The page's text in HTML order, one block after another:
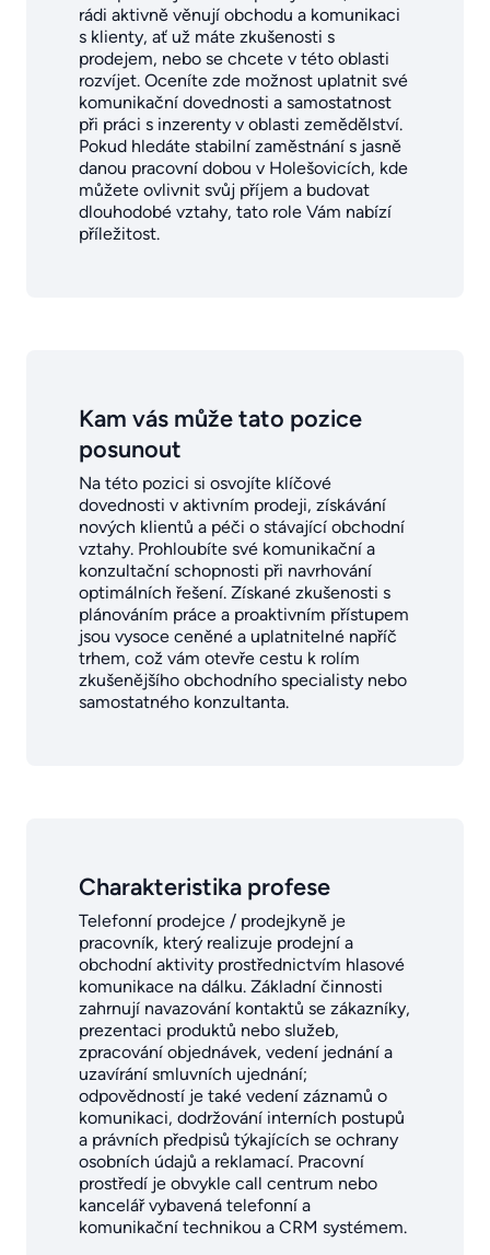
rádi aktivně věnují obchodu a komunikaci
s klienty, ať už máte zkušenosti s
prodejem, nebo se chcete v této oblasti
rozvíjet. Oceníte zde možnost uplatnit své
komunikační dovednosti a samostatnost
při práci s inzerenty v oblasti zemědělství.
Pokud hledáte stabilní zaměstnání s jasně
danou pracovní dobou v Holešovicích, kde
můžete ovlivnit svůj příjem a budovat
dlouhodobé vztahy, tato role Vám nabízí
příležitost.
Kam vás může tato pozice
posunout
Na této pozici si osvojíte klíčové
dovednosti v aktivním prodeji, získávání
nových klientů a péči o stávající obchodní
vztahy. Prohloubíte své komunikační a
konzultační schopnosti při navrhování
optimálních řešení. Získané zkušenosti s
plánováním práce a proaktivním přístupem
jsou vysoce ceněné a uplatnitelné napříč
trhem, což vám otevře cestu k rolím
zkušenějšího obchodního specialisty nebo
samostatného konzultanta.
Charakteristika profese
Telefonní prodejce / prodejkyně je
pracovník, který realizuje prodejní a
obchodní aktivity prostřednictvím hlasové
komunikace na dálku. Základní činnosti
zahrnují navazování kontaktů se zákazníky,
prezentaci produktů nebo služeb,
zpracování objednávek, vedení jednání a
uzavírání smluvních ujednání;
odpovědností je také vedení záznamů o
komunikaci, dodržování interních postupů
a právních předpisů týkajících se ochrany
osobních údajů a reklamací. Pracovní
prostředí je obvykle call centrum nebo
kancelář vybavená telefonní a
komunikační technikou a CRM systémem.